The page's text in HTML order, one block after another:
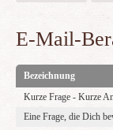
E-Mail-
Bezeichnung
Kurze Frage - Kurze
Eine Frage, die Dich